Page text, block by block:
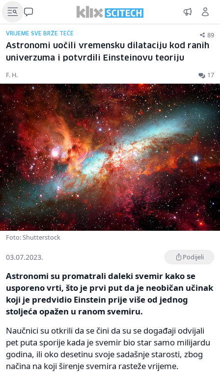
VRIJEME SVE BRŽE TEČE 89
Astronomi uočili vremensku dilataciju kod ranih
univerzuma i potvrdili Einsteinovu teoriju
F. H. 17
Foto: Shutterstock
03.07.2023. Podijeli
Astronomi su promatrali daleki svemir kako se
usporeno vrti, što je prvi put da je neobičan učinak
koji je predvidio Einstein prije više od jednog
stoljeća opažen u ranom svemiru.
Naučnici su otkrili da se čini da su se događaji odvijali
pet puta sporije kada je svemir bio star samo milijardu
godina, ili oko desetinu svoje sadašnje starosti, zbog
načina na koji širenje svemira rasteže vrijeme.